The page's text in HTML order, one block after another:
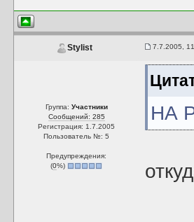
Stylist 7.7.2005,
Группа: Участники
Сообщений: 285
Регистрация: 1.7.2005
Пользователь №: 5
Предупреждения:
(0%)
НА